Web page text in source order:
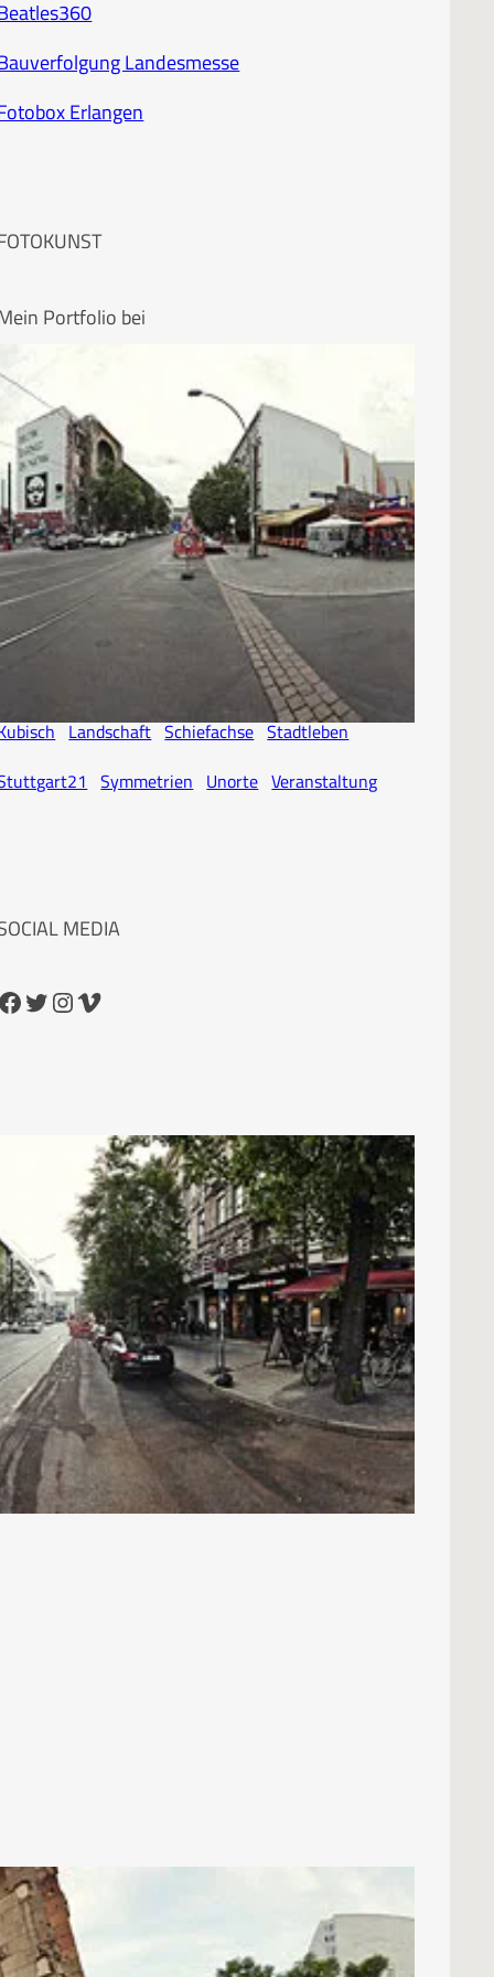
Landesmesse
Erlangen
Portfolio bei
Architektur
Dokumentation
Historisch Industrie
Landschaft Schiefachse Stadtleben
Symmetrien Unorte Veranstaltung
MEDIA
Facebook Twitter InstagramVimeo